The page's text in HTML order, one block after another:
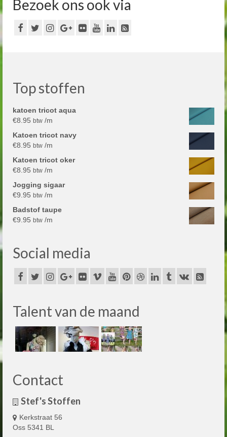
Bezoek ons ook via
Top stoffen
katoen tricot aqua
€8.95 btw /m
Katoen tricot navy
€8.95 btw /m
Katoen tricot oker
€8.95 btw /m
Jogging sigaar
€9.95 btw /m
Badstof taupe
€9.95 btw /m
Social media
Talent van de maand
Contact
Stef's Stoffen
Kerkstraat 56
Oss 5341 BL